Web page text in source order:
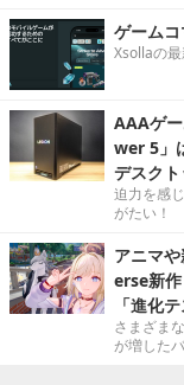
ゲーム
Xsollaの最
AAAゲ
wer 5」
デスクト
迫力を感
がたい！
アニマ
erse新
「進化
さまざま
が増した